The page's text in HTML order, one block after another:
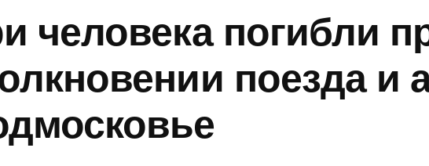
человека погибли
поезда и